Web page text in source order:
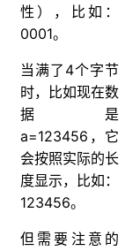
性），比如：
0001。
当满了4个字节
时，比如现在数
据是
a=123456，它
会按照实际的长
度显示，比如：
123456。
但需要注意的